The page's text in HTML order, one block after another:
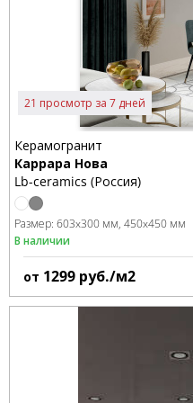
21 просмотр за 7 дней
Керамогранит
Каррара Нова
Lb-ceramics (Россия)
Размер: 603x300 мм 450x450 мм
В наличии
от 1299 руб./м2